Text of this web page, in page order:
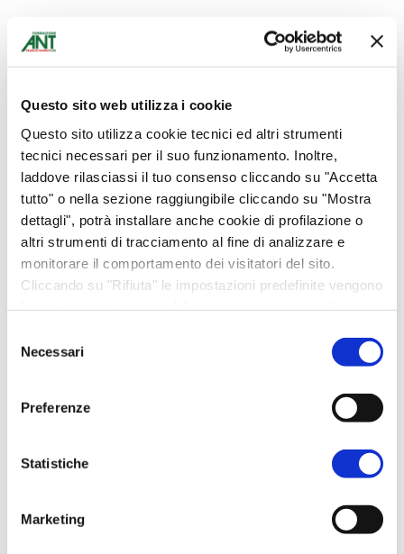
Questo sito web utilizza i cookie
Questo sito utilizza cookie tecnici ed altri strumenti
tecnici necessari per il suo funzionamento. Inoltre,
laddove rilasciassi il tuo consenso cliccando su "Accetta
tutto" o nella sezione raggiungibile cliccando su "Mostra
dettagli", potrà installare anche cookie di profilazione o
altri strumenti di tracciamento al fine di analizzare e
monitorare il comportamento dei visitatori del sito.
Cliccando su "Rifiuta" le impostazioni predefinite vengono
quello tecnico. Per maggiori informazioni visualizza la
delNecessari
Preferenze
Statistiche
Marketing
Modena
Abbigliamento
Bomboniere
Bottega Alimentare
Ciclamini
Cura del corpo
Donazioni
Eventi
Idee per la casa
Libri e gadget
Regali NATALE